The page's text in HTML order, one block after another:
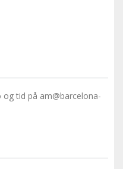
tid på am@barcelona-